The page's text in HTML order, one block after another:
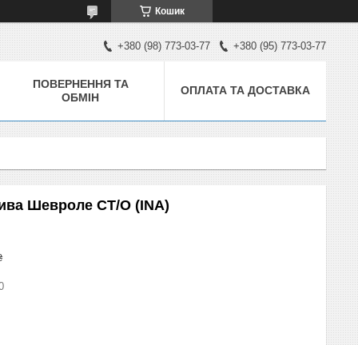
Кошик
+380 (98) 773-03-77 +380 (95) 773-03-77
ПОВЕРНЕННЯ ТА
ОБМІН
ОПЛАТА ТА ДОСТАВКА
Шевроле СТ/О (INA)